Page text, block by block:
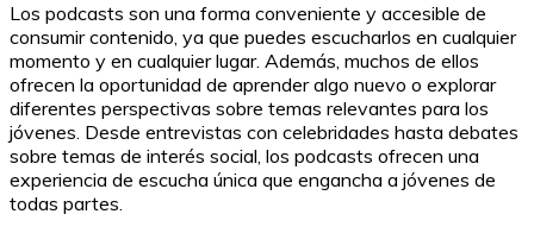
Los podcasts son una forma conveniente y accesible de
consumir contenido, ya que puedes escucharlos en cualquier
momento y en cualquier lugar. Además, muchos de ellos
ofrecen la oportunidad de aprender algo nuevo o explorar
diferentes perspectivas sobre temas relevantes para los
jóvenes. Desde entrevistas con celebridades hasta debates
sobre temas de interés social, los podcasts ofrecen una
experiencia de escucha única que engancha a jóvenes de
todas partes.